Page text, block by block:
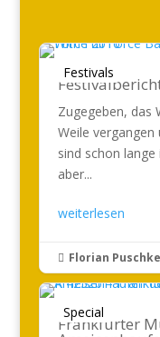
Festivals
Zugegeben, das
Weile
sind schon lange
aber...
weiterlesen
 Florian Puschke
Special
Frankfurter